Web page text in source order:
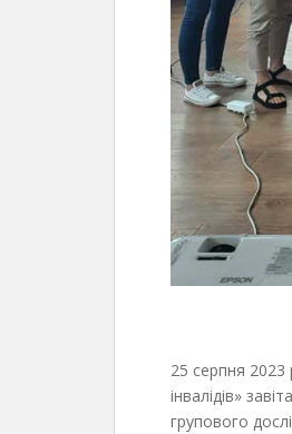
25 серпня 2023
інвалідів»
групового